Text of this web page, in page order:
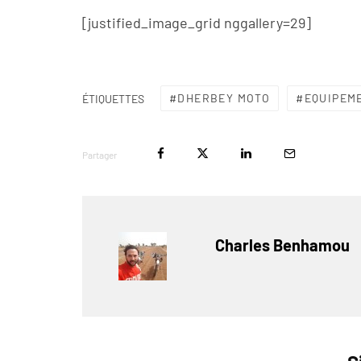
[justified_image_grid nggallery=29]
ÉTIQUETTES DHERBEY MOTO
Partager
Charles Benhamou